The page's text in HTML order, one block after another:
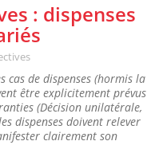
: dispenses
cas de dispenses (hormis la
être explicitement prévus
(Décision unilatérale,
dispenses doivent relever
clairement son